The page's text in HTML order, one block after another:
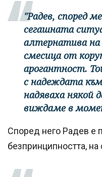
"Радев, според
сегашната
алтернатива
смесица от
арогантност.
с надеждата
надяваха някой
виждаме в
Според него Радев е
безпринципността, на